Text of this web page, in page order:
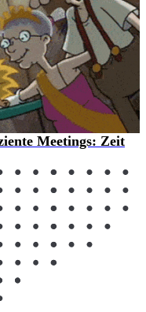
Meetings: Zeit